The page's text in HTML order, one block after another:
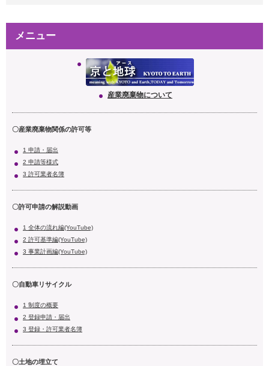
メニュー
産業廃棄物について
〇産業廃棄物関係の許可等
1 申請・届出
2 申請等様式
3 許可業者名簿
〇許可申請の解説動画
1 全体の流れ編(YouTube)
2 許可基準編(YouTube)
3 事業計画編(YouTube)
〇自動車リサイクル
1 制度の概要
2 登録申請・届出
3 登録・許可業者名簿
〇土地の埋立て